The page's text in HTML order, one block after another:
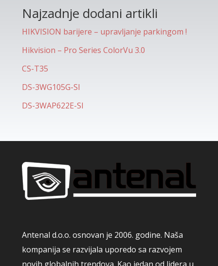
Najzadnje dodani artikli
HIKVISION barijere – upravljanje parkingom !
Hikvision – Pro Series ColorVu 3.0
CS-T35
DS-3WG105G-SI
DS-3WAP622E-SI
Antenal d.o.o. osnovan je 2006. godine. Naša
kompanija se razvijala uporedo sa razvojem